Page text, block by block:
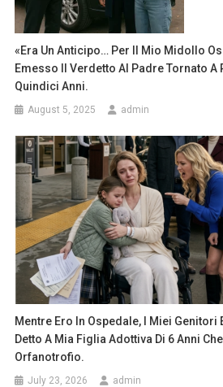
«Era Un Anticipo… Per Il Mio Midollo
Emesso Il Verdetto Al Padre Tornato A
Quindici Anni.
August 5, 2025 admin
Mentre Ero In Ospedale, I Miei Genitori
Detto A Mia Figlia Adottiva Di 6 Anni
Orfanotrofio.
July 23, 2026 admin